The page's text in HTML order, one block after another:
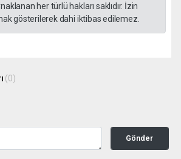
her türlü hakları saklıdır. İzin
gösterilerek dahi iktibas edilemez.
(0)
Gönder